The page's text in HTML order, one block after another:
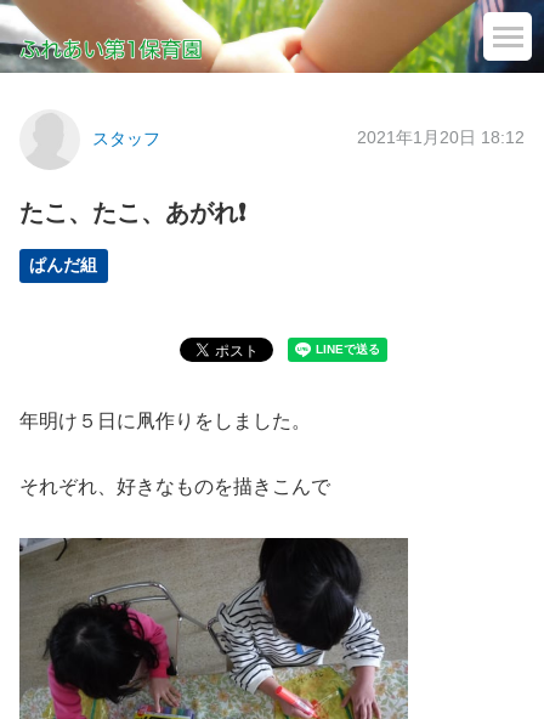
スタッフ 2021年1月20日 18:12
たこ、たこ、あがれ❗
ぱんだ組
年明け５日に凧作りをしました。
それぞれ、好きなものを描きこんで